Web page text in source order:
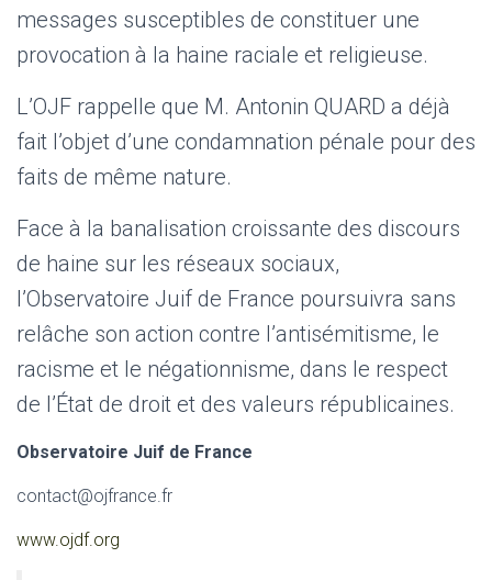
messages susceptibles de constituer une
provocation à la haine raciale et religieuse.
L’OJF rappelle que M. Antonin QUARD a déjà
fait l’objet d’une condamnation pénale pour des
faits de même nature.
Face à la banalisation croissante des discours
de haine sur les réseaux sociaux,
l’Observatoire Juif de France poursuivra sans
relâche son action contre l’antisémitisme, le
racisme et le négationnisme, dans le respect
de l’État de droit et des valeurs républicaines.
Observatoire Juif de France
contact@ojfrance.fr
www.ojdf.org